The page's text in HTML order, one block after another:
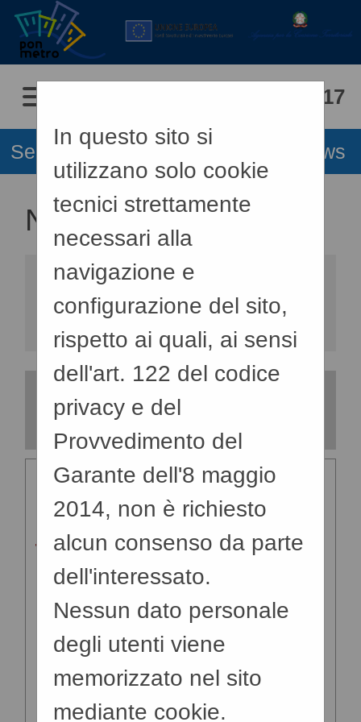
06/08/2026 07:17
Sei qui: Home»Informazioni News
In questo sito si
utilizzano solo cookie
tecnici strettamente
necessari alla
navigazione e
configurazione del sito,
rispetto ai quali, ai sensi
dell'art. 122 del codice
privacy e del
Provvedimento del
Garante dell'8 maggio
2014, non è richiesto
alcun consenso da parte
dell'interessato.
Nessun dato personale
degli utenti viene
memorizzato nel sito
mediante cookie.
NEWS
Elenco delle comunicazioni
pubblicate nel portale negli
ultimi 60 giorni. I dati di
dettaglio delle procedure
oggetto delle comunicazioni
sono consultabili
selezionando il collegamento
"Visualizza Scheda".
La ricerca ha restituito 75
risultati.
Data invio : 04/08/2026
Oggetto
Comunicazione apertura
TestoCon riferimento alla gara, si
comunica che in data
10.08.2026, alle ore 10,00 è
convocata presso l'Ufficio
del Dirigente dell'ufficio
edilizia scolastica sito in via
Ausonia 69 - polo tecnico
palazzina B 4 ° piano - la 1°